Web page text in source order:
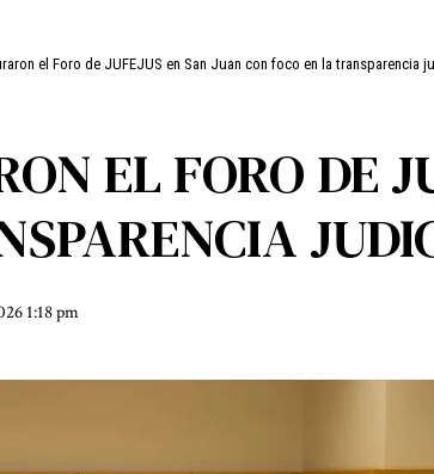
el Foro de JUFEJUS en San Juan con foco en la transparencia
EL FORO DE
1:18 pm